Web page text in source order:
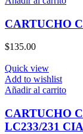
CARTUCHO
$135.00
Quick view
Add to wishlist
Añadir al carrito
CARTUCHO
LC233/231